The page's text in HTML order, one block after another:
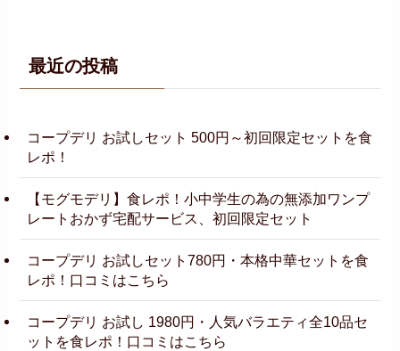
最近の投稿
コープデリ お試しセット 500円～初回限定セットを食
レポ！
【モグモデリ】食レポ！小中学生の為の無添加ワンプ
レートおかず宅配サービス、初回限定セット
コープデリ お試しセット780円・本格中華セットを食
レポ！口コミはこちら
コープデリ お試し 1980円・人気バラエティ全10品セ
ットを食レポ！口コミはこちら